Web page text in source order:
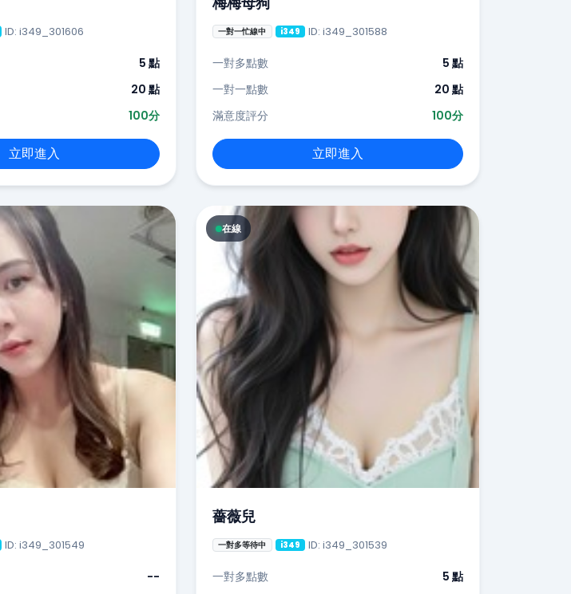
ID: i349_301606
5 點
20 點
100分
立即進入
一對一忙線中 i349 ID: i349_301588
一對多點數
5 點
一對一點數
20 點
滿意度評分
100分
立即進入
ID: i349_301549
--
在線
薔薇兒
一對多等待中 i349 ID: i349_301539
一對多點數
5 點